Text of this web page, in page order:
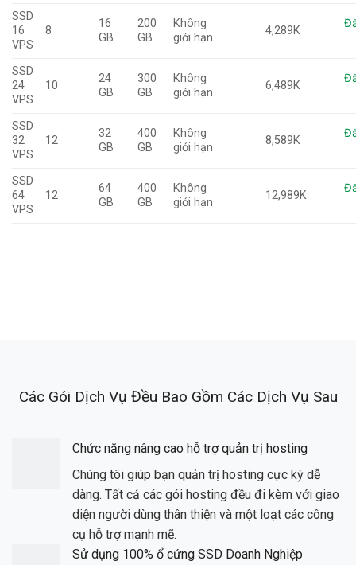
SSD
16
VPS
8
16
GB
200
GB
Không
giới hạn
4,289K
SSD
24
VPS
10
24
GB
300
GB
Không
giới hạn
6,489K
SSD
32
VPS
12
32
GB
400
GB
Không
giới hạn
8,589K
SSD
64
VPS
12
64
GB
400
GB
Không
giới hạn
12,989K
Các Gói Dịch Vụ Đều Bao Gồm Các Dịch Vụ Sau
Chức năng nâng cao hỗ trợ quản trị hosting
Chúng tôi giúp bạn quản trị hosting cực kỳ dễ
dàng. Tất cả các gói hosting đều đi kèm với giao
diện người dùng thân thiện và một loạt các công
cụ hỗ trợ mạnh mẽ.
Sử dụng 100% ổ cứng SSD Doanh Nghiệp